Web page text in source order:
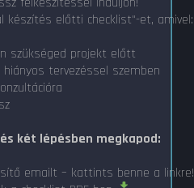
készítés előtti checklist"-et, amivel:
szükséged projekt előtt
tervezéssel szemben
két lépésben megkapod:
emailt – kattints benne a linkre!